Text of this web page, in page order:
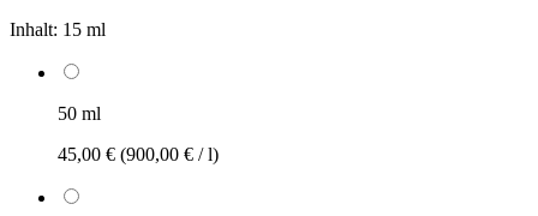
Inhalt: 15 ml
50 ml
45,00 € (900,00 € / l)